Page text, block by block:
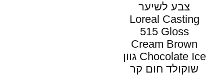
צבע לשיער
Loreal Casting
515 Gloss
Cream Brown
Chocolate Ice גוון
שוקולד חום קר